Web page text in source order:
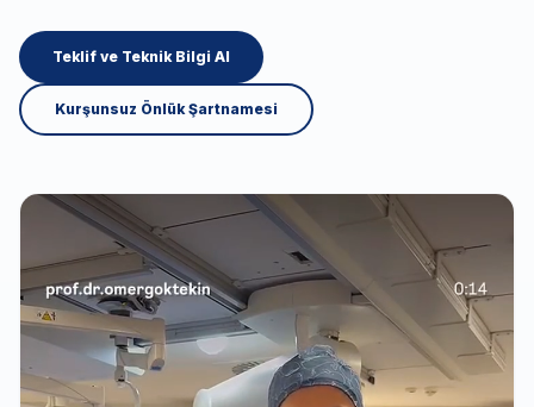
Teklif ve Teknik Bilgi Al
Kurşunsuz Önlük Şartnamesi